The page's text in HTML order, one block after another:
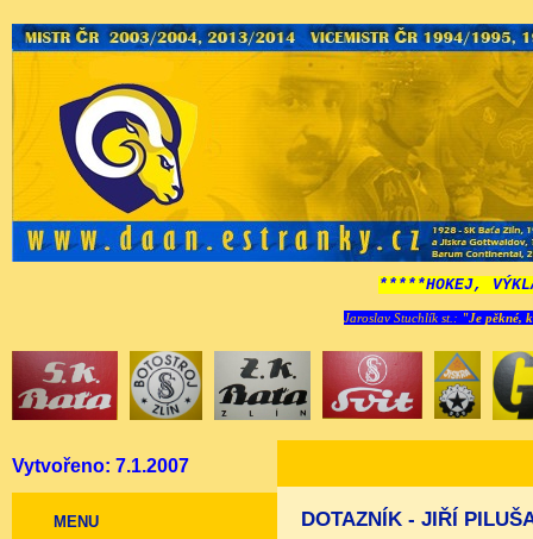
*****HOKEJ,
Jaroslav Stuchlík st.: "Je pěkné,
Vytvořeno: 7.1.2007
MENU DOTAZNÍK - JIŘÍ